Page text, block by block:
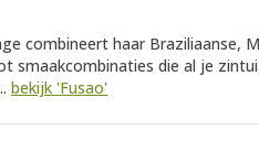
combineert haar Braziliaanse,
smaakcombinaties die al je
bekijk 'Fusao'